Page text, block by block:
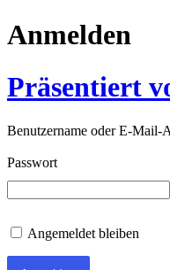
Anmelden
Präsentiert
Benutzername oder E-Mail-
Passwort
Angemeldet bleiben